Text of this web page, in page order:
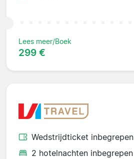
Lees meer/Boek
299 €
Wedstrijdticket inbegrepen
2 hotelnachten inbegrepen